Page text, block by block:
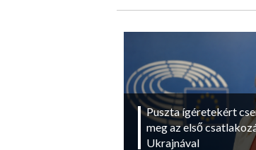
Puszta ígéretekért
meg az első
Ukrajnával